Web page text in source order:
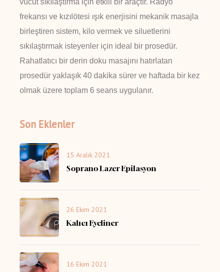
frekansı ve kızılötesi ışık enerjisini mekanik masajla
birleştiren sistem, kilo vermek ve siluetlerini
sıkılaştırmak isteyenler için ideal bir prosedür.
Rahatlatıcı bir derin doku masajını hatırlatan
prosedür yaklaşık 40 dakika sürer ve haftada bir kez
olmak üzere toplam 6 seans uygulanır.
Son Eklenler
15 Aralık 2021
Soprano Lazer Epilasyon
26 Ekim 2021
Kalıcı Eyeliner
16 Ekim 2021